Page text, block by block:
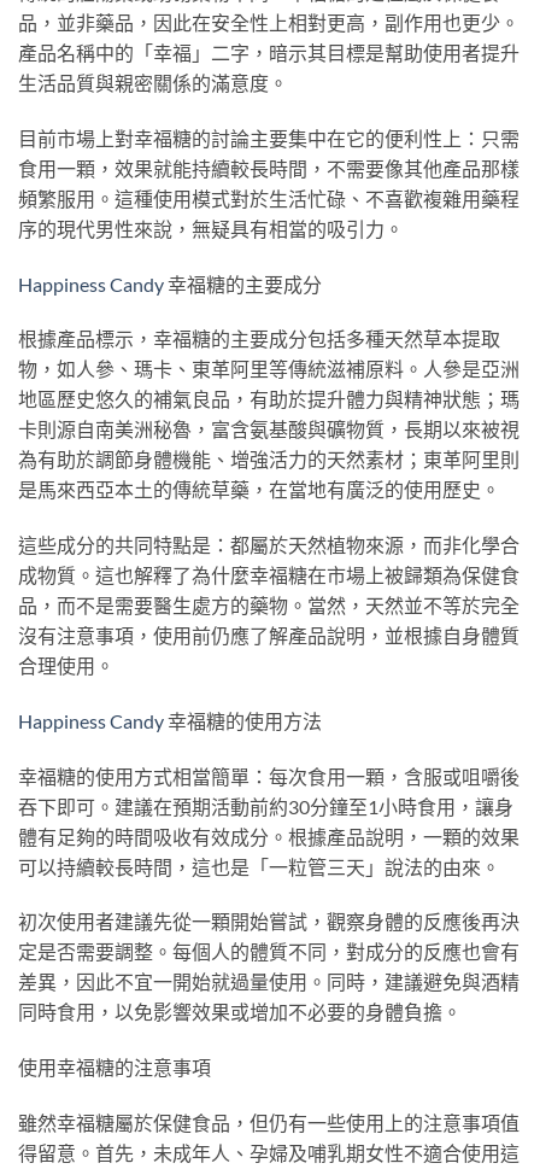
品，並非藥品，因此在安全性上相對更高，副作用也更少。
產品名稱中的「幸福」二字，暗示其目標是幫助使用者提升
生活品質與親密關係的滿意度。
目前市場上對幸福糖的討論主要集中在它的便利性上：只需
食用一顆，效果就能持續較長時間，不需要像其他產品那樣
頻繁服用。這種使用模式對於生活忙碌、不喜歡複雜用藥程
序的現代男性來說，無疑具有相當的吸引力。
Happiness Candy幸福糖的主要成分
根據產品標示，幸福糖的主要成分包括多種天然草本提取
物，如人參、瑪卡、東革阿里等傳統滋補原料。人參是亞洲
地區歷史悠久的補氣良品，有助於提升體力與精神狀態；瑪
卡則源自南美洲秘魯，富含氨基酸與礦物質，長期以來被視
為有助於調節身體機能、增強活力的天然素材；東革阿里則
是馬來西亞本土的傳統草藥，在當地有廣泛的使用歷史。
這些成分的共同特點是：都屬於天然植物來源，而非化學合
成物質。這也解釋了為什麼幸福糖在市場上被歸類為保健食
品，而不是需要醫生處方的藥物。當然，天然並不等於完全
沒有注意事項，使用前仍應了解產品說明，並根據自身體質
合理使用。
Happiness Candy幸福糖的使用方法
幸福糖的使用方式相當簡單：每次食用一顆，含服或咀嚼後
吞下即可。建議在預期活動前約30分鐘至1小時食用，讓身
體有足夠的時間吸收有效成分。根據產品說明，一顆的效果
可以持續較長時間，這也是「一粒管三天」說法的由來。
初次使用者建議先從一顆開始嘗試，觀察身體的反應後再決
定是否需要調整。每個人的體質不同，對成分的反應也會有
差異，因此不宜一開始就過量使用。同時，建議避免與酒精
同時食用，以免影響效果或增加不必要的身體負擔。
使用幸福糖的注意事項
雖然幸福糖屬於保健食品，但仍有一些使用上的注意事項值
得留意。首先，未成年人、孕婦及哺乳期女性不適合使用這